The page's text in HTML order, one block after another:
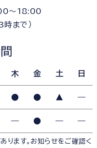
～18:00
時まで）
木 金 土 日
● ● ▲ ―
― ● ― ―
ります。お知らせをご確認く